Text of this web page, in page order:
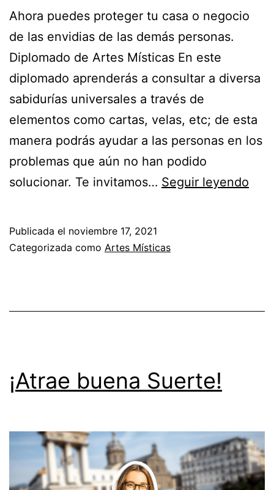
Ahora puedes proteger tu casa o negocio
de las envidias de las demás personas.
Diplomado de Artes Místicas En este
diplomado aprenderás a consultar a diversa
sabidurías universales a través de
elementos como cartas, velas, etc; de esta
manera podrás ayudar a las personas en los
problemas que aún no han podido
solucionar. Te invitamos… Seguir leyendo
Publicada el noviembre 17, 2021
Categorizada como Artes Místicas
¡Atrae buena Suerte!